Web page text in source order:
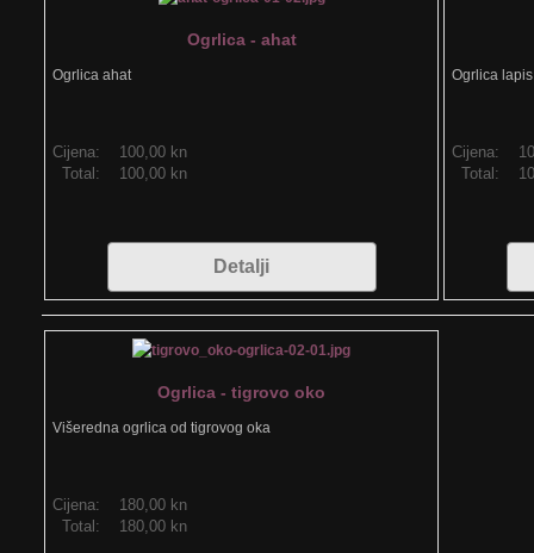
Ogrlica - ahat
Ogrlica ahat
Cijena:
100,00 kn
Total:
100,00 kn
Detalji
Ogrlica
Cijena:
Total:
Ogrlica - tigrovo oko
Višeredna ogrlica od tigrovog oka
Cijena:
180,00 kn
Total:
180,00 kn